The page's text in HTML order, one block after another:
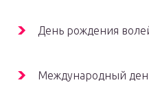
День рождения
Международный